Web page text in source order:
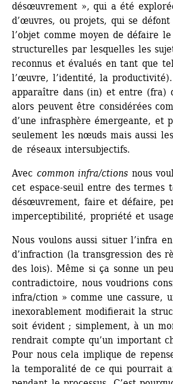
désœuvrement », qui a été
d’œuvres, ou projets, qui se
l’objet comme moyen de défaire
structurelles par lesquelles les
reconnus et évalués en tant que
l’œuvre, l’identité, la
apparaître dans (in) et entre (fra)
alors peuvent être considérées
d’une infrasphère émergeante, et
seulement les nœuds mais aussi
de réseaux intersubjectifs.
Avec common infra/ctions nous
cet espace-seuil entre des termes
désœuvrement, faire et défaire,
imperceptibilité, propriété et
Nous voulons aussi situer l’infra
d’infraction (la transgression des
des lois). Même si ça sonne un
contradictoire, nous voudrions
infra/ction » comme une cassure,
inexorablement modifierait la
soit évident ; simplement, à un
rendrait compte qu’un important
Pour nous cela implique de
la temporalité de ce qui pourrait